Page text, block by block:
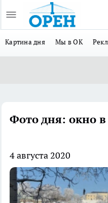
Картина дня Мы в ОК
Фото дня: окно
4 августа 2020